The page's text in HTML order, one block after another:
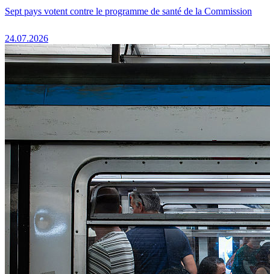
Sept pays votent contre le programme de santé de la Commission
24.07.2026